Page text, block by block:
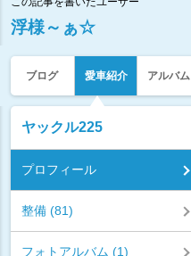
浮様～ぁ☆
ブログ 愛車紹介 アルバム
ヤックル225
プロフィール
整備 (81)
フォトアルバム (1)